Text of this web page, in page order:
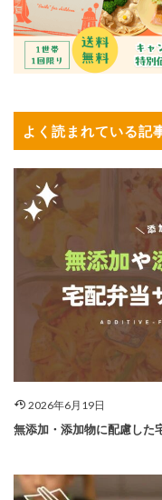
よく読まれている記
2026年6月19日
無添加・添加物に配慮した